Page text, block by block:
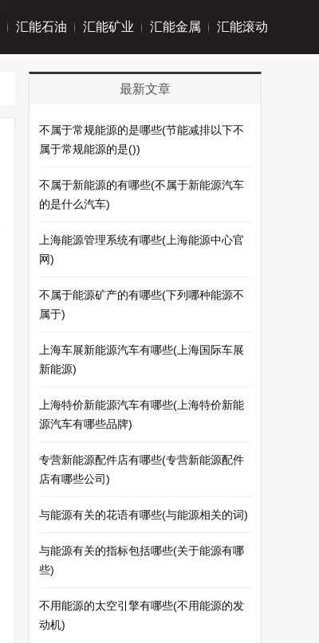
汇能石油 汇能矿业 汇能金属 汇能滚动
最新文章
不属于常规能源的是哪些(节能减排以下不
属于常规能源的是())
不属于新能源的有哪些(不属于新能源汽车
的是什么汽车)
上海能源管理系统有哪些(上海能源中心官
网)
不属于能源矿产的有哪些(下列哪种能源不
属于)
上海车展新能源汽车有哪些(上海国际车展
新能源)
上海特价新能源汽车有哪些(上海特价新能
源汽车有哪些品牌)
专营新能源配件店有哪些(专营新能源配件
店有哪些公司)
与能源有关的花语有哪些(与能源相关的词)
与能源有关的指标包括哪些(关于能源有哪
些)
不用能源的太空引擎有哪些(不用能源的发
动机)